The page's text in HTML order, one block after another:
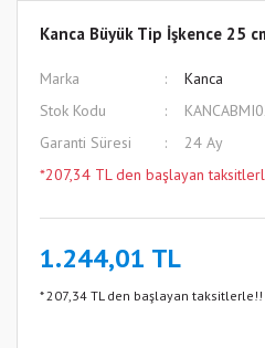
Kanca Büyük Tip İşkence 25
Marka
Kanca
Stok Kodu
Garanti Süresi
24 Ay
*207,34 TL den başlayan
1.244,01 TL
* 207,34 TL den başlayan taksitlerle!!